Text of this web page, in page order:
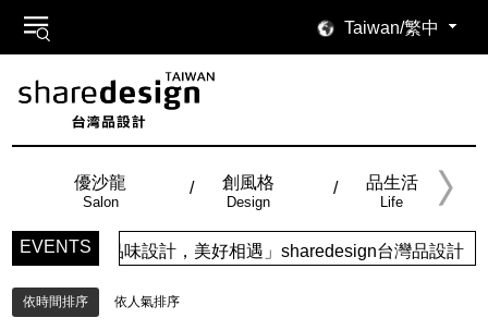
Taiwan/繁中
優沙龍
Salon
創風格
Design
品生活
Life
EVENTS
設計，美好相遇」sharedesign台灣品設計，五大特色主題，
依時間排序 依人氣排序